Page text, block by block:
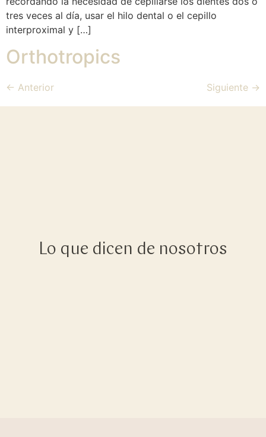
tres veces al día, usar el hilo dental o el cepillo
interproximal y […]
Orthotropics
← Anterior Siguiente →
Lo que dicen de nosotros